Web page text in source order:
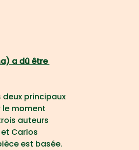
a dû être
deux principaux
moment
auteurs
Carlos
est basée.